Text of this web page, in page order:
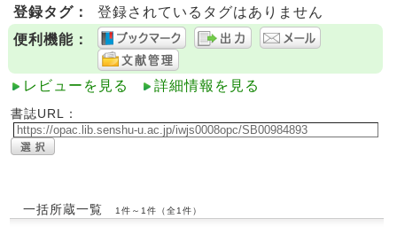
登録タグ：
登録されているタグはありません
便利機能：
レビューを見る 詳細情報を見る
書誌URL：
一括所蔵一覧 1件～1件（全1件）